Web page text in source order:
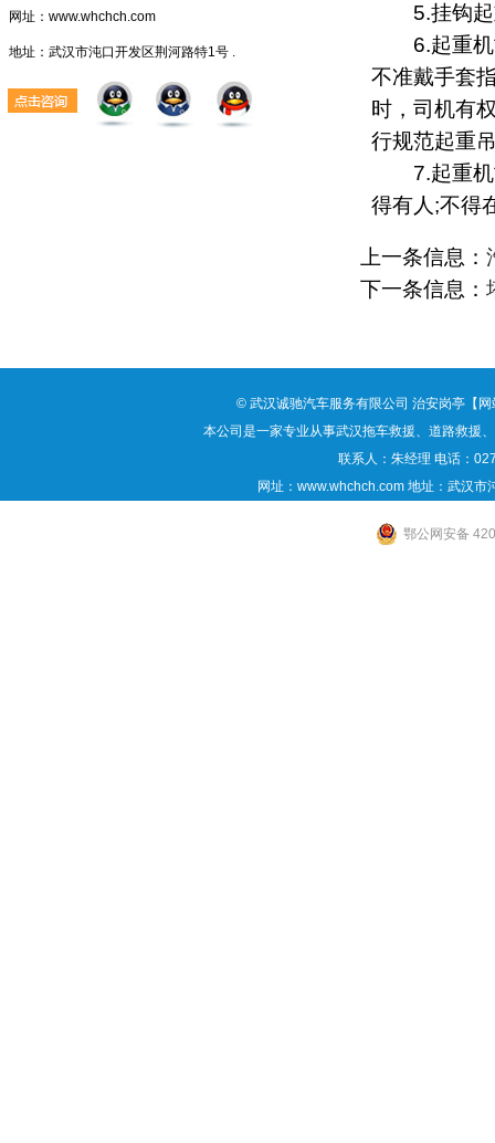
网址：www.whchch.com
地址：武汉市沌口开发区荆河路特1号 .
5.挂钩起
6.起重机
不准戴手套
时，司机有
行规范起重
7.起重机
得有人;不得
上一条信息：
下一条信息：
©武汉诚驰汽车服务有限公司 治安岗亭【
本公司是一家专业从事武汉拖车救援、道路救援
联系人：朱经理 电话：
网址：www.whchch.com 地址：武汉
鄂公网安备